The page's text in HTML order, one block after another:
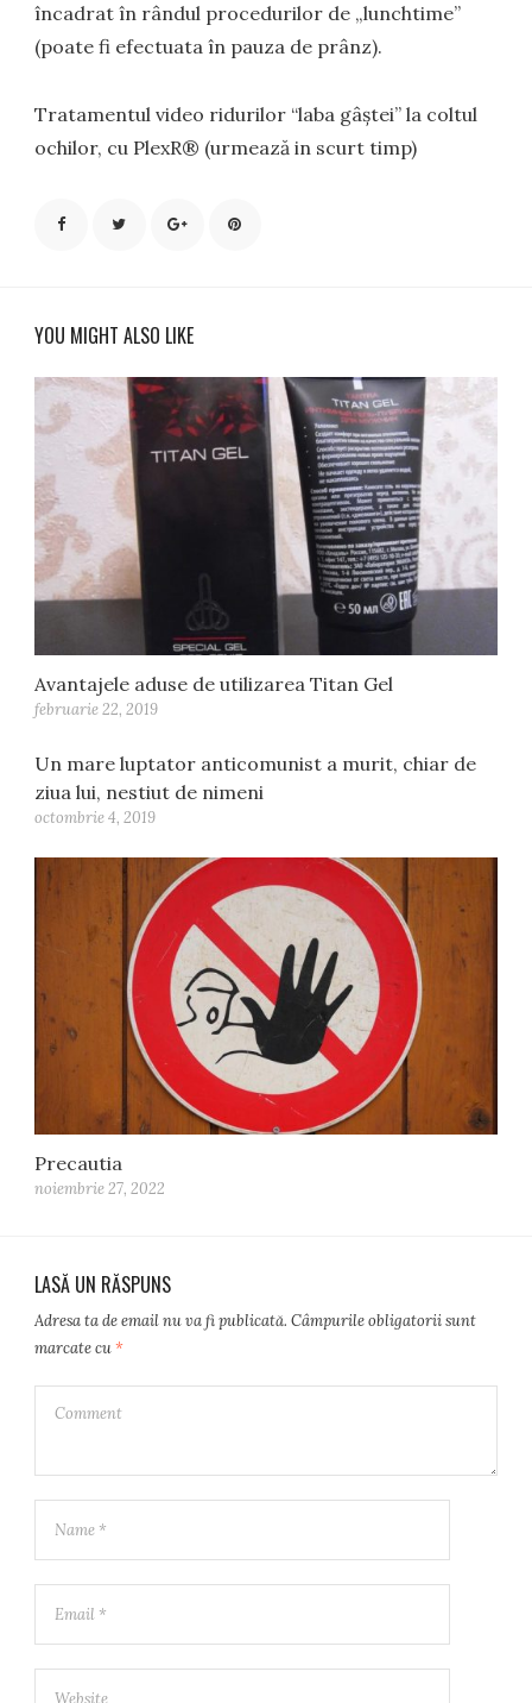
încadrat în rândul procedurilor de „lunchtime”
(poate fi efectuata în pauza de prânz).
Tratamentul video ridurilor “laba gâștei” la coltul
ochilor, cu PlexR® (urmează in scurt timp)
YOU MIGHT ALSO LIKE
Avantajele aduse de utilizarea Titan Gel
februarie 22, 2019
Un mare luptator anticomunist a murit, chiar de
ziua lui, nestiut de nimeni
octombrie 4, 2019
Precautia
noiembrie 27, 2022
LASĂ UN RĂSPUNS
Adresa ta de email nu va fi publicată. Câmpurile obligatorii sunt
marcate cu*